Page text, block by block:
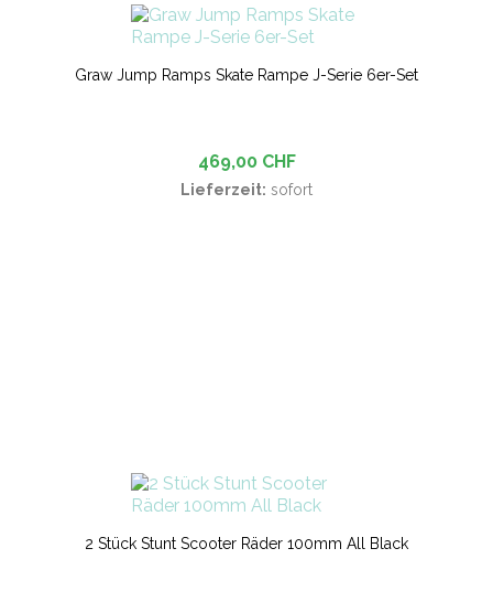
Graw Jump Ramps Skate Rampe J-Serie 6er-Set
469,00 CHF
Lieferzeit: sofort
2 Stück Stunt Scooter Räder 100mm All Black